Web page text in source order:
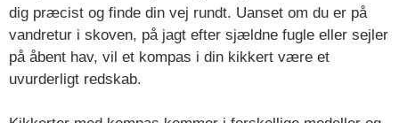
dig præcist og finde din vej rundt. Uanset om du er på
vandretur i skoven, på jagt efter sjældne fugle eller sejler
på åbent hav, vil et kompas i din kikkert være et
uvurderligt redskab.